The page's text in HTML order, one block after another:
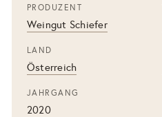
PRODUZENT
Weingut Schiefer
LAND
Österreich
JAHRGANG
2020